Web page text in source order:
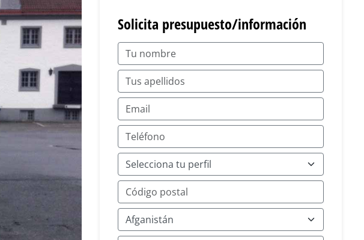
Solicita presupuesto/información